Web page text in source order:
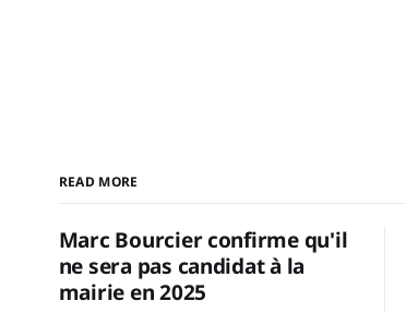
READ MORE
Marc Bourcier confirme qu'il
ne sera pas candidat à la
mairie en 2025